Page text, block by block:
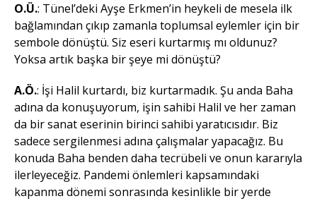
O.Ü.: Tünel’deki Ayşe Erkmen’in heykeli de mesela ilk
bağlamından çıkıp zamanla toplumsal eylemler için bir
sembole dönüştü. Siz eseri kurtarmış mı oldunuz?
Yoksa artık başka bir şeye mi dönüştü?
A.Ö.: İşi Halil kurtardı, biz kurtarmadık. Şu anda Baha
adına da konuşuyorum, işin sahibi Halil ve her zaman
da bir sanat eserinin birinci sahibi yaratıcısıdır. Biz
sadece sergilenmesi adına çalışmalar yapacağız. Bu
konuda Baha benden daha tecrübeli ve onun kararıyla
ilerleyeceğiz. Pandemi önlemleri kapsamındaki
kapanma dönemi sonrasında kesinlikle bir yerde